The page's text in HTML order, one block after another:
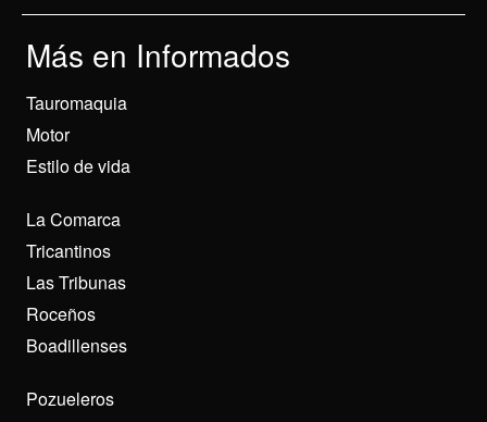
Más en Informados
Tauromaquia
Motor
Estilo de vida
La Comarca
Tricantinos
Las Tribunas
Roceños
Boadillenses
Pozueleros